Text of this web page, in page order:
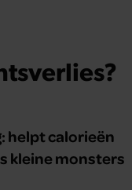
helpt calorieën
kleine monsters